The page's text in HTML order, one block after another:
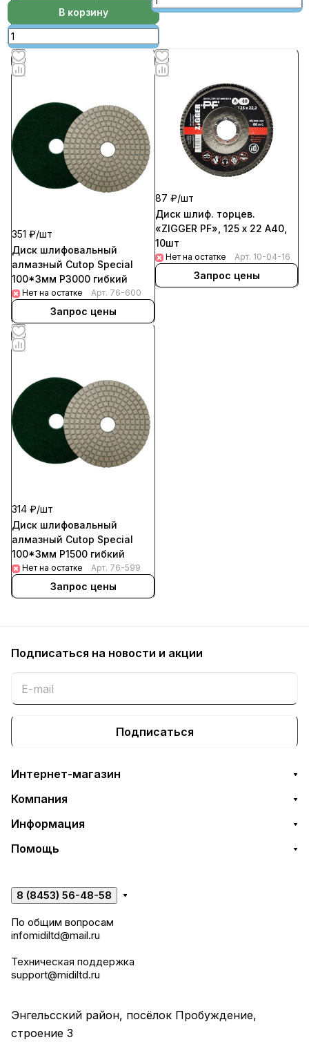
В корзину
351 ₽/шт
Диск шлифовальный
алмазный Cutop Special
100*3мм Р3000 гибкий
Нет на остатке Арт. 76-600
Запрос цены
87 ₽/шт
Диск шлиф. торцев.
«ZIGGER PF», 125 x 22 A40,
10шт
Нет на остатке Арт. 10-04-16
Запрос цены
314 ₽/шт
Диск шлифовальный
алмазный Cutop Special
100*3мм Р1500 гибкий
Нет на остатке Арт. 76-599
Запрос цены
Подписаться на новости и акции
Подписаться
Интернет-магазин
Компания
Информация
Помощь
8 (8453) 56-48-58
По общим вопросам
infomidiltd@mail.ru
Техническая поддержка
support@midiltd.ru
Энгельсский район, посёлок Пробуждение,
строение 3